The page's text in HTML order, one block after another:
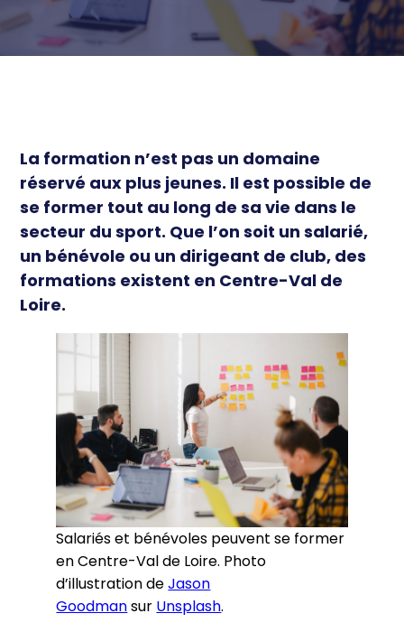
économique
Équipements et territoire
Sport de Haut niveau et
Équilibre territorial
Développement économique
Ressources
Actualités
La formation n’est pas un domaine
réservé aux plus jeunes. Il est possible de
se former tout au long de sa vie dans le
secteur du sport. Que l’on soit un salarié,
un bénévole ou un dirigeant de club, des
formations existent en Centre-Val de
Loire.
Salariés et bénévoles peuvent se former
en Centre-Val de Loire. Photo
d’illustration deJason
Goodmansur Unsplash.